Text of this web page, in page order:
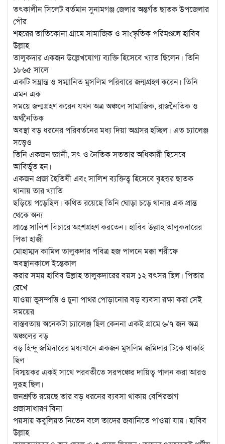
তৎকালীন সিলেট বর্তমান সুনামগঞ্জ জেলার অন্তর্গত ছাতক উপজেলার
পৌর
শহরের তাতিকোনা গ্রামে সামাজিক ও সাংস্কৃতিক পরিমণ্ডলে হাবিব
উল্লাহ
তালুকদার একজন উল্লেখযোগ্য ব্যক্তি হিসেবে খ্যাত ছিলেন। তিনি
১৮৬৫ সালে
একটি সম্ভ্রান্ত ও সম্মানিত মুসলিম পরিবারে জন্মগ্রহণ করেন। তিনি
এমন এক
সময়ে জন্মগ্রহণ করেন যখন অত্র অঞ্চলে সামাজিক, রাজনৈতিক ও
অর্থনৈতিক
অবস্থা বড় ধরনের পরিবর্তনের মধ্য দিয়া অগ্রসর হচ্ছিল। এত চ্যালেঞ্জ
সত্ত্বেও
তিনি একজন জ্ঞানী, সৎ ও নৈতিক সততার অধিকারী হিসেবে
আবির্ভূত হন।
একজন প্রজা হৈতিষী এবং সালিশ ব্যক্তিত্ব হিসেবে বৃহত্তর ছাতক
থানায় তার খ্যাতি
ছড়িয়ে পড়েছিল। কথিত রয়েছে তিনি ঘোড়া চড়ে থানার এক প্রান্ত
থেকে অন্য
প্রান্তে সালিশ বিচারে অংশগ্রহণ করতেন। হাবিব উল্লাহ তালুকদারের
পিতা হাজী
মোহাম্মদ কামিল তালুকদার পবিত্র হজ পালনে মক্কা শরীফে
অবস্থানকালে ইন্তেকাল
করার সময় হাবিব উল্লাহ তালুকদারের বয়স ১২ বৎসর ছিল। পিতার
রেখে
যাওয়া ভূসম্পত্তি ও চুনা পাথর পোড়ানোর বড় ব্যবসা রক্ষা করা সেই
সময়ের
বাস্তবতায় অনেকটা চ্যালেঞ্জ ছিল কেননা একই গ্রামে ৬/৭ জন অত্র
অঞ্চলের বড়
বড় হিন্দু জমিদারের মধ্যখানে একজন মুসলিম জমিদার টিকে থাকাই
ছিল
বিস্ময়কর একই সাথে পরবর্তীতে সরপঞ্চের দায়িত্ব পালন করা আরও
দুরূহ ছিল।
জনশ্রুতি রয়েছে তার বড় ধরনের ব্যবসা থাকায় বেশিরভাগ
প্রজাসাধারণ বিনা
পয়সায় কবুলিয়ত নিতেন বলে তাদের জবানিতে পাওয়া যায়। হাবিব
উল্লাহ